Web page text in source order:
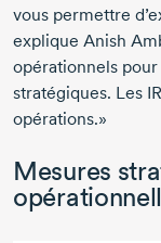
vous permettre
explique Anish
opérationnels
stratégiques. Les
opérations.»
Mesures